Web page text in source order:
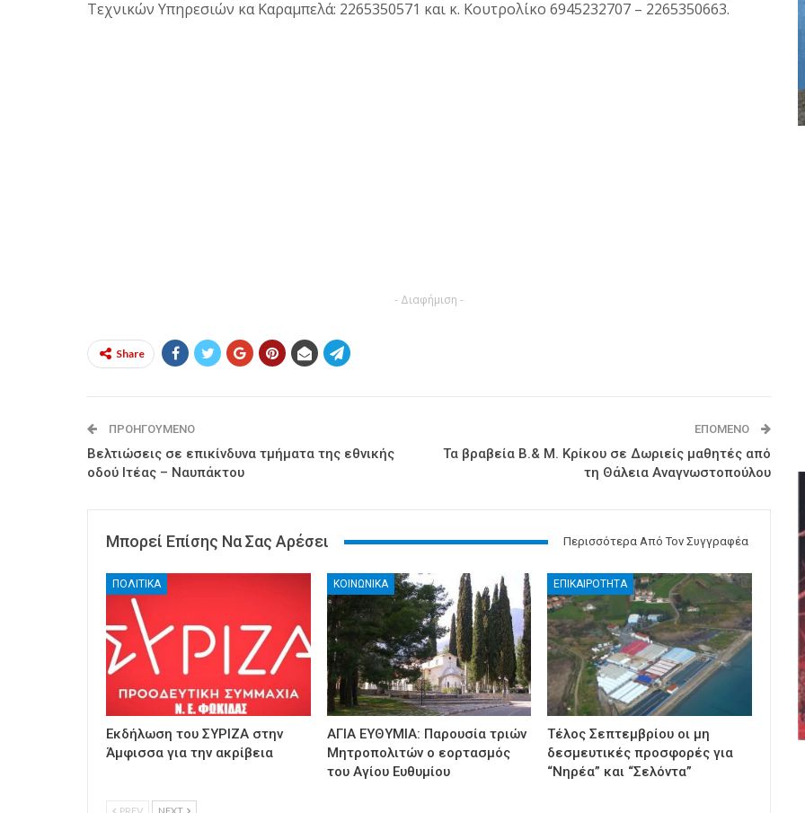
Τεχνικών Υπηρεσιών κα Καραμπελά: 2265350571 και κ. Κουτρολίκο 6945232707 – 2265350663.
- Διαφήμιση -
Share
ΠΡΟΗΓΟΎΜΕΝΟ
Βελτιώσεις σε επικίνδυνα τμήματα της εθνικής
οδού Ιτέας – Ναυπάκτου
ΕΠΌΜΕΝΟ
Τα βραβεία Β.& Μ. Κρίκου σε Δωριείς μαθητές από
τη Θάλεια Αναγνωστοπούλου
Μπορεί Επίσης Να Σας Αρέσει Περισσότερα Από Τον Συγγραφέα
ΠΟΛΙΤΙΚΑ
Εκδήλωση του ΣΥΡΙΖΑ στην
Άμφισσα για την ακρίβεια
ΚΟΙΝΩΝΙΚΑ
ΑΓΙΑ ΕΥΘΥΜΙΑ: Παρουσία τριών
Μητροπολιτών ο εορτασμός
του Αγίου Ευθυμίου
ΕΠΙΚΑΙΡΟΤΗΤΑ
Τέλος Σεπτεμβρίου οι μη
δεσμευτικές προσφορές για
“Νηρέα” και “Σελόντα”